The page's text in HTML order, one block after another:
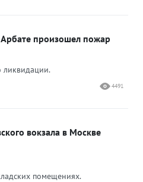
произошел пожар
ликвидации.
4491
вокзала в Москве
помещениях.